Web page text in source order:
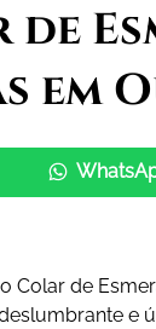
em
Colar de
e